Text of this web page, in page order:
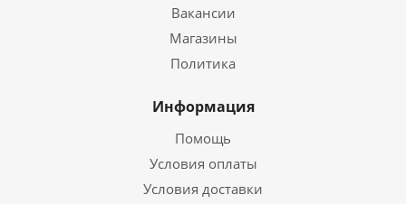
Вакансии
Магазины
Политика
Информация
Помощь
Условия оплаты
Условия доставки